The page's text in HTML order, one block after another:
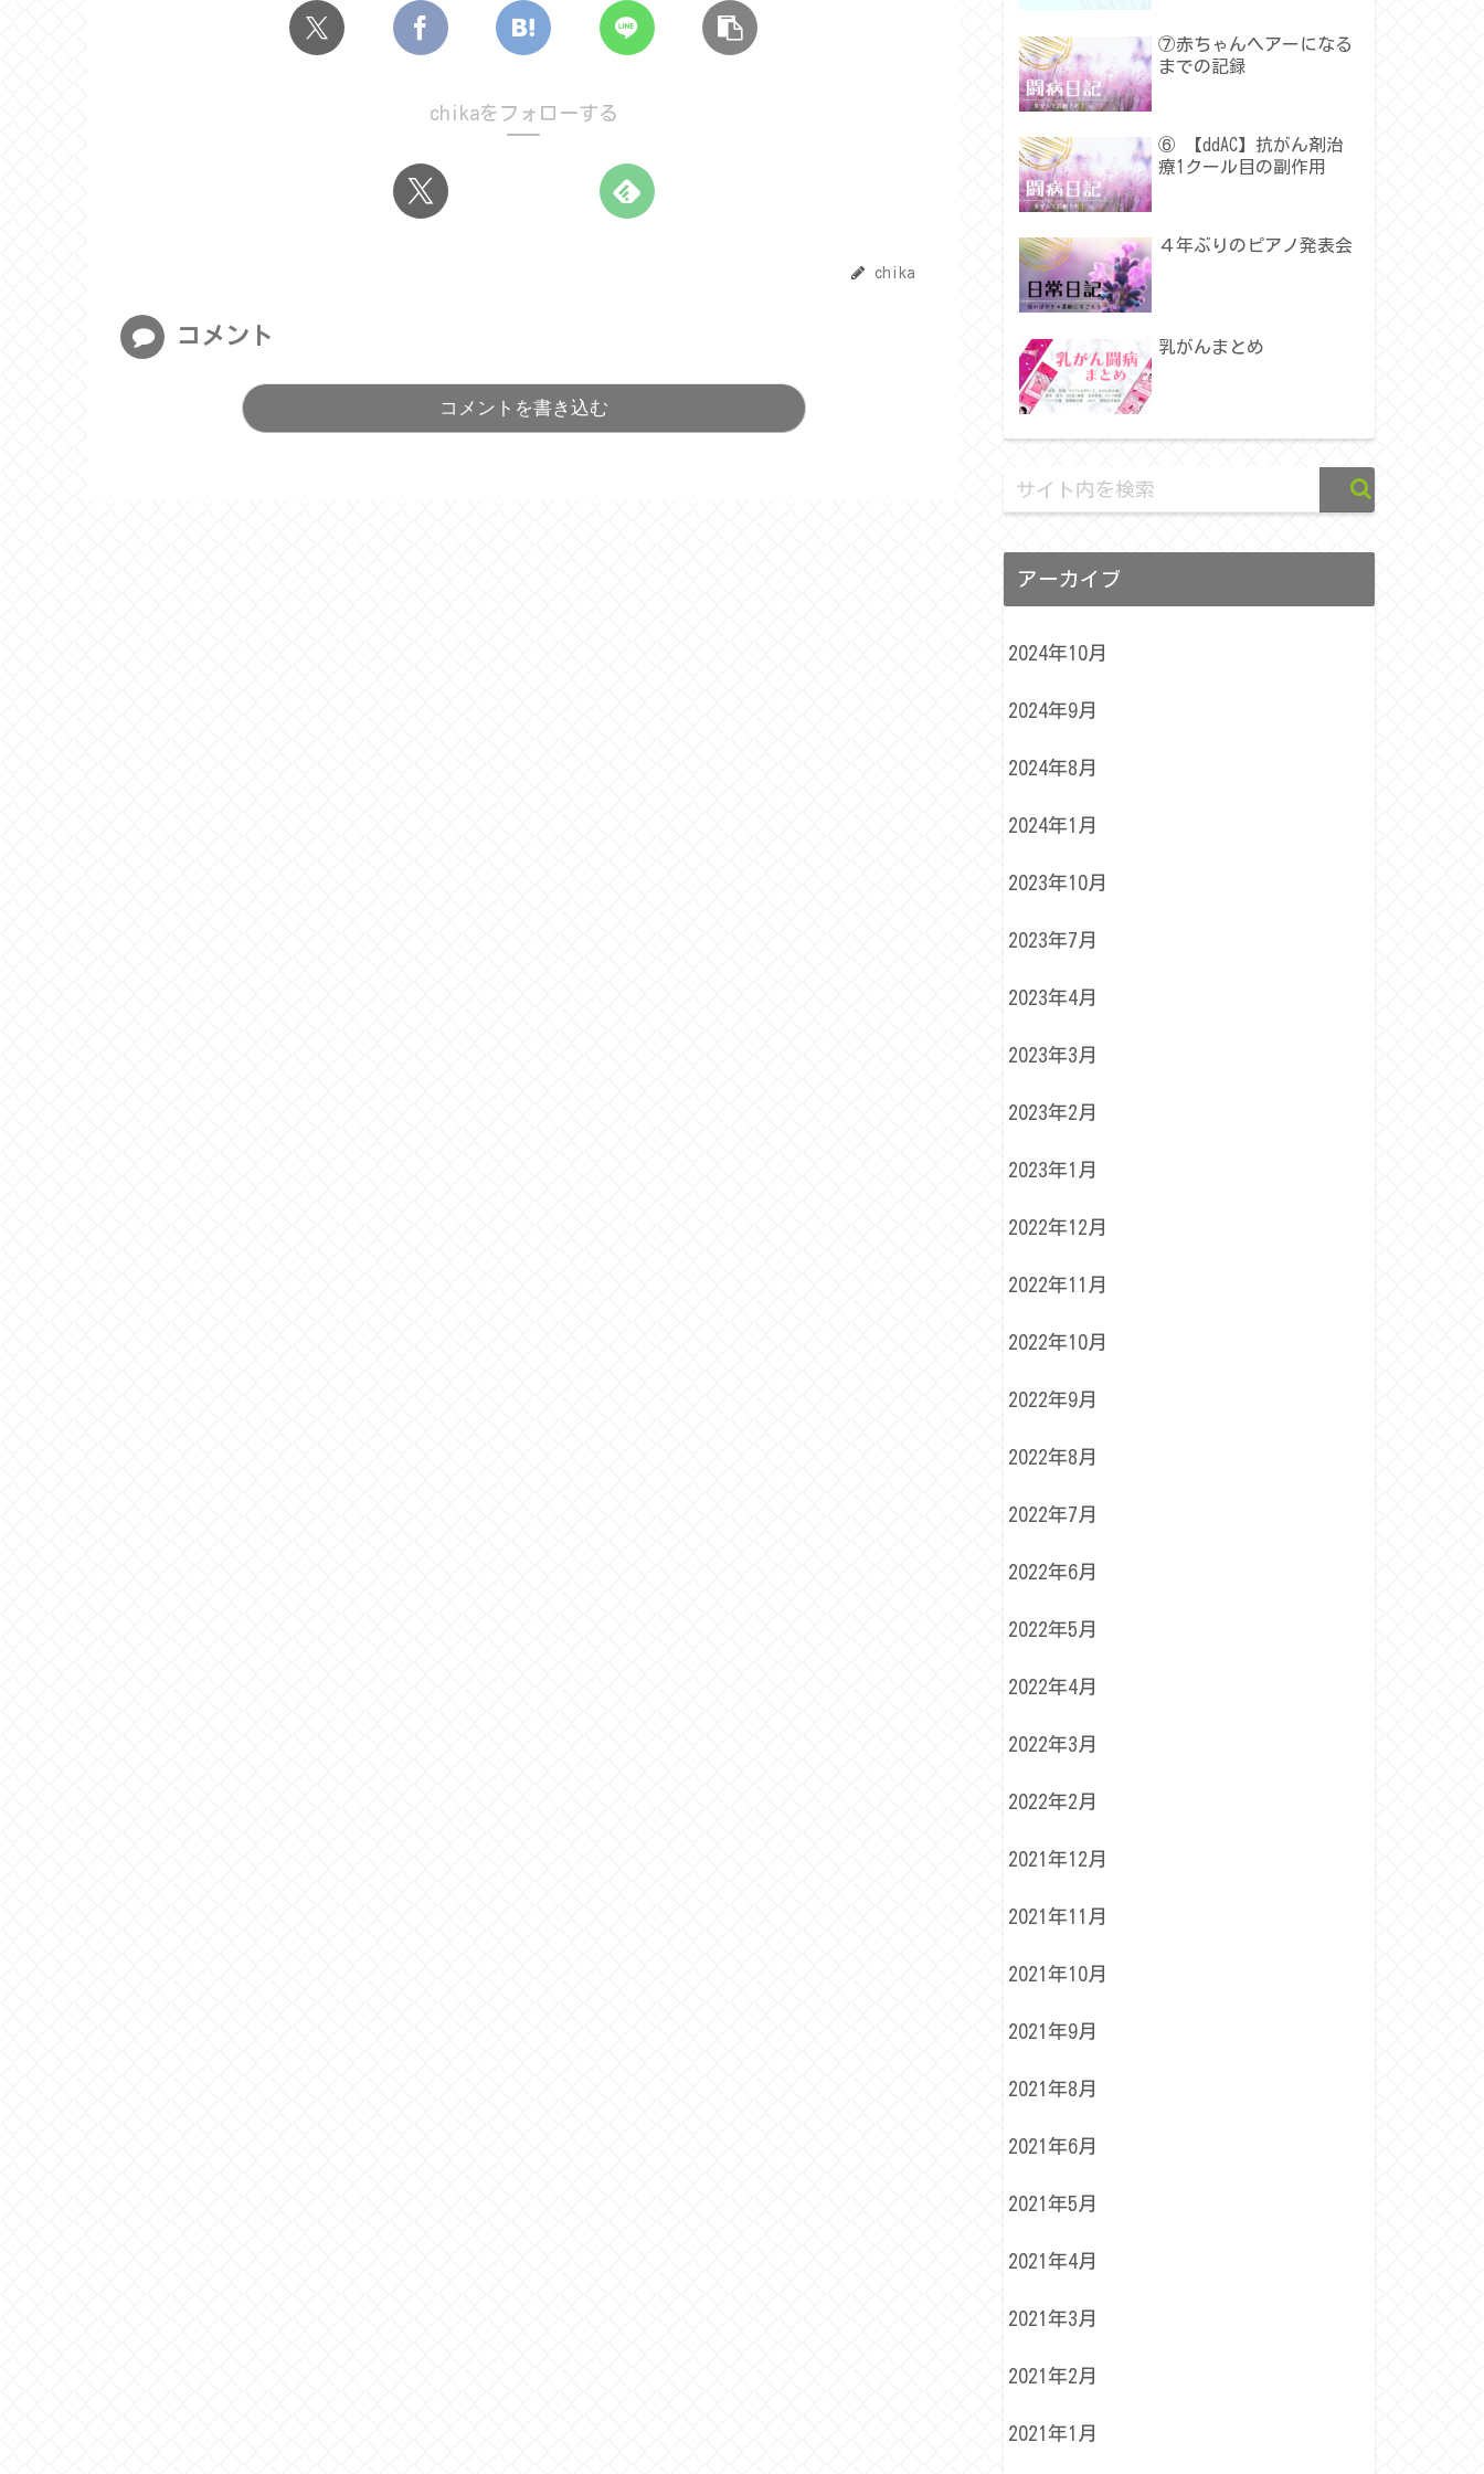
chikaをフォローする
chika
コメント
コメントを書き込む
⑦赤ちゃんヘアーになる
までの記録
⑥ 【ddAC】抗がん剤治
療1クール目の副作用
４年ぶりのピアノ発表会
乳がんまとめ
アーカイブ
2024年10月
2024年9月
2024年8月
2024年1月
2023年10月
2023年7月
2023年4月
2023年3月
2023年2月
2023年1月
2022年12月
2022年11月
2022年10月
2022年9月
2022年8月
2022年7月
2022年6月
2022年5月
2022年4月
2022年3月
2022年2月
2021年12月
2021年11月
2021年10月
2021年9月
2021年8月
2021年6月
2021年5月
2021年4月
2021年3月
2021年2月
2021年1月